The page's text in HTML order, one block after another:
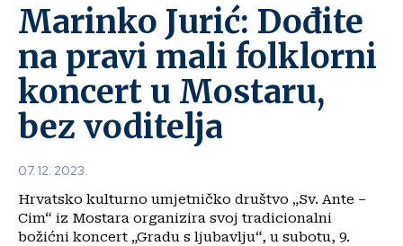
Marinko Jurić: Dođite
na pravi mali folklorni
koncert u Mostaru,
bez voditelja
07. 12. 2023.
Hrvatsko kulturno umjetničko društvo „Sv. Ante –
Cim“ iz Mostara organizira svoj tradicionalni
božićni koncert „Gradu s ljubavlju“, u subotu, 9.